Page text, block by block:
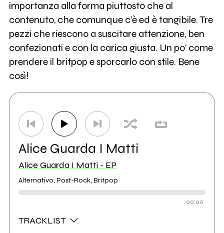
importanza alla forma piuttosto che al
contenuto, che comunque c’è ed è tangibile. Tre
pezzi che riescono a suscitare attenzione, ben
confezionati e con la carica giusta. Un po' come
prendere il britpop e sporcarlo con stile. Bene
così!
Alice Guarda I Matti
Alice Guarda I Matti - EP
Alternativo, Post-Rock, Britpop
00:00
TRACKLIST